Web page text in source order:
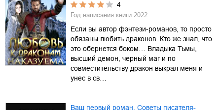
4
Год написания книги 2022
Если вы автор фэнтези-романов, то просто
обязаны любить драконов. Кто же знал, что
это обернется боком… Владыка Тьмы,
высший демон, черный маг и по
совместительству дракон выкрал меня и
унес в св…
Ваш первый роман. Советы писателя-